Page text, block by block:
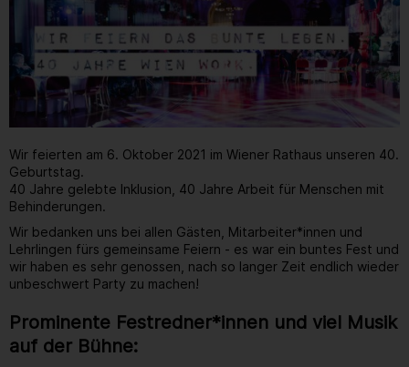
Wir feierten am 6. Oktober 2021 im Wiener Rathaus unseren 40.
Geburtstag.
40 Jahre gelebte Inklusion, 40 Jahre Arbeit für Menschen mit
Behinderungen.
Wir bedanken uns bei allen Gästen, Mitarbeiter*innen und
Lehrlingen fürs gemeinsame Feiern - es war ein buntes Fest und
wir haben es sehr genossen, nach so langer Zeit endlich wieder
unbeschwert Party zu machen!
Prominente Festredner*innen und viel Musik
auf der Bühne: